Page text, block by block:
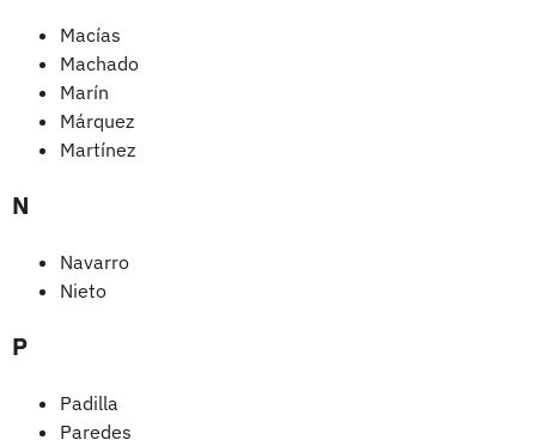
Macías
Machado
Marín
Márquez
Martínez
N
Navarro
Nieto
P
Padilla
Paredes